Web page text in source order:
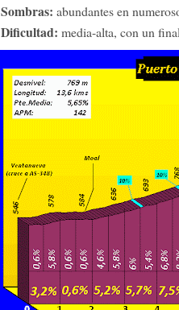
Sombras: abundantes en
Dificultad: media-alta, con un